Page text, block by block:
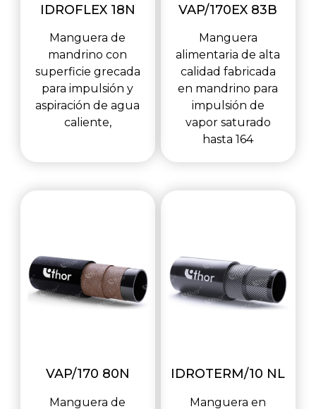
IDROFLEX 18N
Manguera de
mandrino con
superficie grecada
para impulsión y
aspiración de agua
caliente,
VAP/170EX 83B
Manguera
alimentaria de alta
calidad fabricada
en mandrino para
impulsión de
vapor saturado
hasta 164
VAP/170 80N
Manguera de
IDROTERM/10 NL
Manguera en